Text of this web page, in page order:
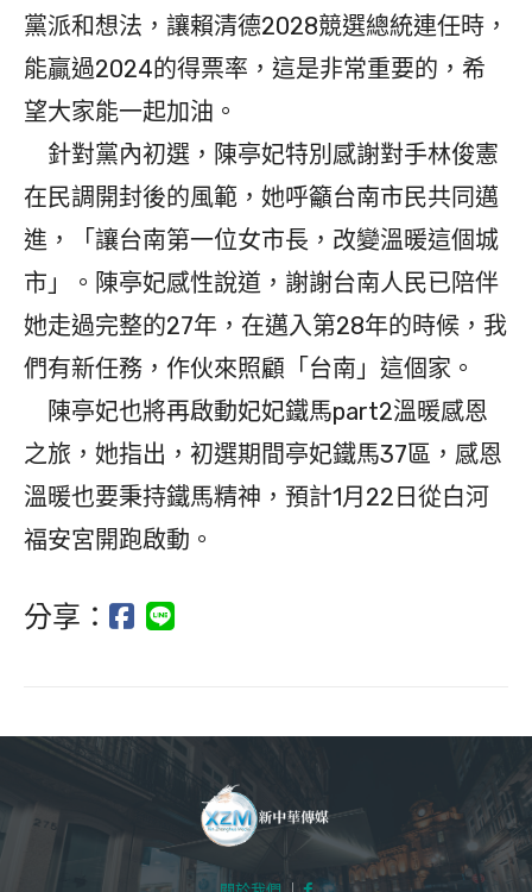
黨派和想法，讓賴清德2028競選總統連任時，
能贏過2024的得票率，這是非常重要的，希
望大家能一起加油。
針對黨內初選，陳亭妃特別感謝對手林俊憲
在民調開封後的風範，她呼籲台南市民共同邁
進，「讓台南第一位女市長，改變溫暖這個城
市」。陳亭妃感性說道，謝謝台南人民已陪伴
她走過完整的27年，在邁入第28年的時候，我
們有新任務，作伙來照顧「台南」這個家。
陳亭妃也將再啟動妃妃鐵馬part2溫暖感恩
之旅，她指出，初選期間亭妃鐵馬37區，感恩
溫暖也要秉持鐵馬精神，預計1月22日從白河
福安宮開跑啟動。
分享：